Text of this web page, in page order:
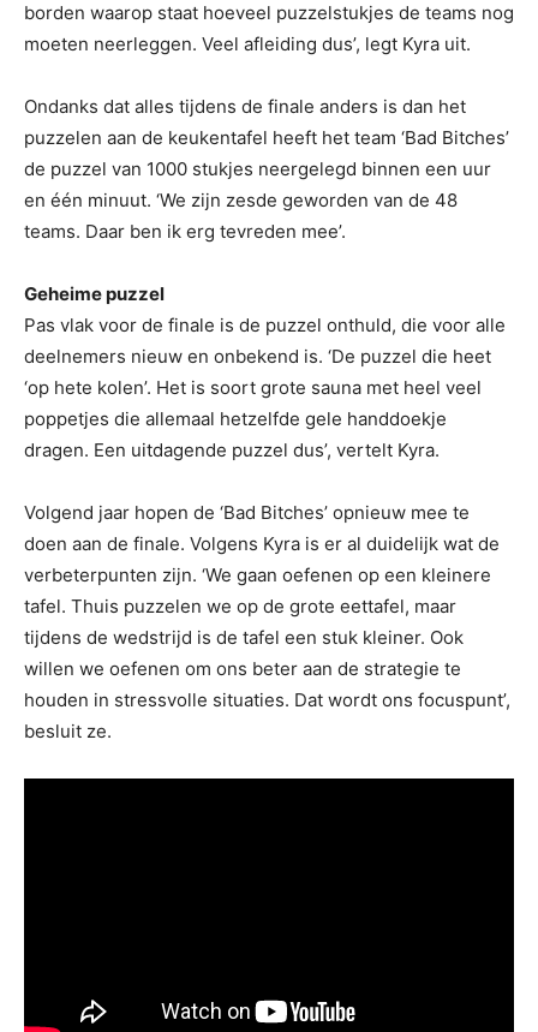
borden waarop staat hoeveel puzzelstukjes de teams nog
moeten neerleggen. Veel afleiding dus’, legt Kyra uit.
Ondanks dat alles tijdens de finale anders is dan het
puzzelen aan de keukentafel heeft het team ‘Bad Bitches’
de puzzel van 1000 stukjes neergelegd binnen een uur
en één minuut. ‘We zijn zesde geworden van de 48
teams. Daar ben ik erg tevreden mee’.
Geheime puzzel
Pas vlak voor de finale is de puzzel onthuld, die voor alle
deelnemers nieuw en onbekend is. ‘De puzzel die heet
‘op hete kolen’. Het is soort grote sauna met heel veel
poppetjes die allemaal hetzelfde gele handdoekje
dragen. Een uitdagende puzzel dus’, vertelt Kyra.
Volgend jaar hopen de ‘Bad Bitches’ opnieuw mee te
doen aan de finale. Volgens Kyra is er al duidelijk wat de
verbeterpunten zijn. ‘We gaan oefenen op een kleinere
tafel. Thuis puzzelen we op de grote eettafel, maar
tijdens de wedstrijd is de tafel een stuk kleiner. Ook
willen we oefenen om ons beter aan de strategie te
houden in stressvolle situaties. Dat wordt ons focuspunt’,
besluit ze.